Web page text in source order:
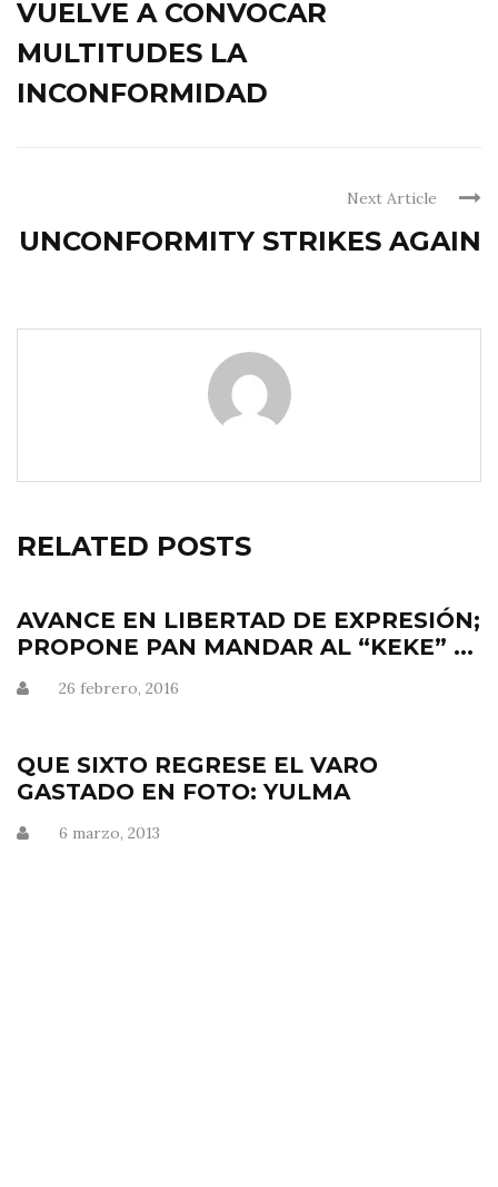
VUELVE A CONVOCAR
MULTITUDES LA
INCONFORMIDAD
Next Article
UNCONFORMITY STRIKES AGAIN
RELATED POSTS
AVANCE EN LIBERTAD DE EXPRESIÓN;
PROPONE PAN MANDAR AL “KEKE” ...
26 febrero, 2016
QUE SIXTO REGRESE EL VARO
GASTADO EN FOTO: YULMA
6 marzo, 2013